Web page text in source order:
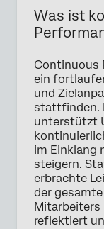
Was ist
Continuous
ein
und
stattfinden.
unterstützt
im Einklang
steigern.
erbrachte
der
Mitarbeiters
reflektiert